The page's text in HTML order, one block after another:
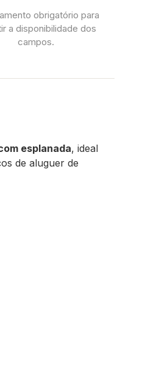
obrigatório para
a disponibilidade dos
campos.
esplanada, ideal
de aluguer de